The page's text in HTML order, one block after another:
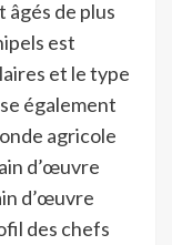
âgés de plus
est
et le type
également
agricole
d’œuvre
d’œuvre
des chefs